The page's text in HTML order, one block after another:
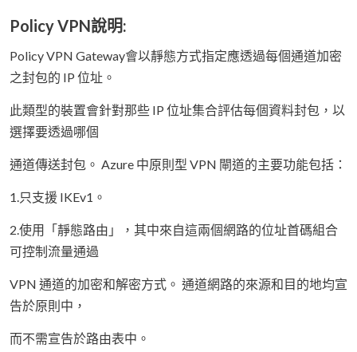
Policy VPN說明:
Policy VPN Gateway會以靜態方式指定應透過每個通道加密
之封包的 IP 位址。
此類型的裝置會針對那些 IP 位址集合評估每個資料封包，以
選擇要透過哪個
通道傳送封包。 Azure 中原則型 VPN 閘道的主要功能包括：
1.只支援 IKEv1。
2.使用「靜態路由」，其中來自這兩個網路的位址首碼組合
可控制流量通過
VPN 通道的加密和解密方式。 通道網路的來源和目的地均宣
告於原則中，
而不需宣告於路由表中。